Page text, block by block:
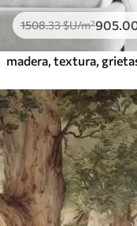
1508.33$U/m²905